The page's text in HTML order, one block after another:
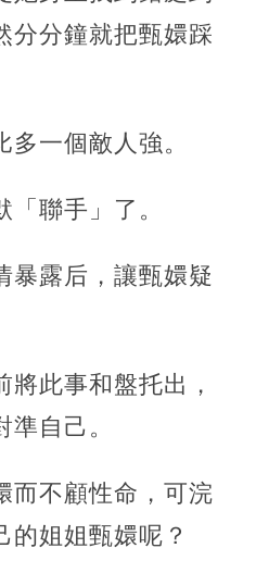
分分鐘就把甄嬛踩
一個敵人強。
聯手」了。
暴露后，讓甄嬛疑
此事和盤托出，
自己。
而不顧性命，可浣
的姐姐甄嬛呢？